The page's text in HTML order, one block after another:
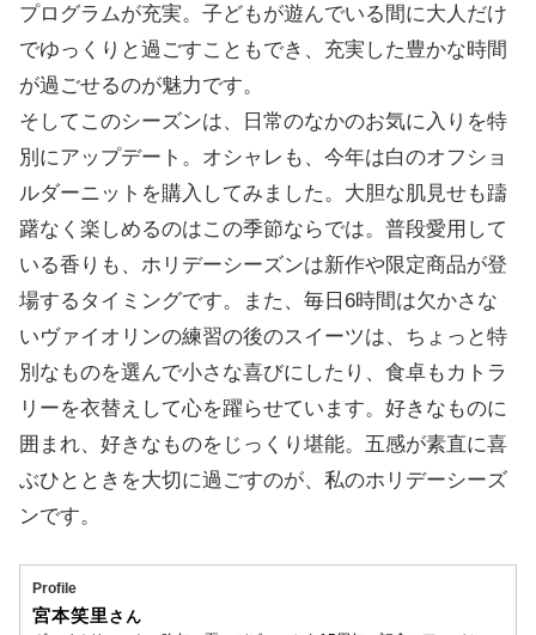
プログラムが充実。子どもが遊んでいる間に大人だけ
でゆっくりと過ごすこともでき、充実した豊かな時間
が過ごせるのが魅力です。
そしてこのシーズンは、日常のなかのお気に入りを特
別にアップデート。オシャレも、今年は白のオフショ
ルダーニットを購入してみました。大胆な肌見せも躊
躇なく楽しめるのはこの季節ならでは。普段愛用して
いる香りも、ホリデーシーズンは新作や限定商品が登
場するタイミングです。また、毎日6時間は欠かさな
いヴァイオリンの練習の後のスイーツは、ちょっと特
別なものを選んで小さな喜びにしたり、食卓もカトラ
リーを衣替えして心を躍らせています。好きなものに
囲まれ、好きなものをじっくり堪能。五感が素直に喜
ぶひとときを大切に過ごすのが、私のホリデーシーズ
ンです。
Profile
宮本笑里 さん